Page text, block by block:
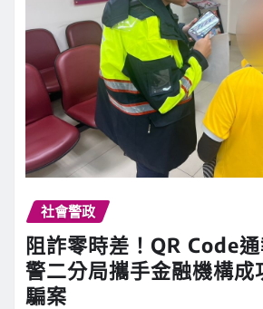
社會警政
阻詐零時差！QR Code
警二分局攜手金融機構成
騙案